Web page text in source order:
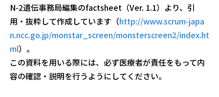
N-2遺伝事務局編集のfactsheet （Ver. 1.1）より、引
用・抜粋して作成しています（http://www.scrum-japa
n.ncc.go.jp/monstar_screen/monsterscreen2/index.ht
ml）。
この資料を用いる際には、必ず医療者が責任をもって内
容の確認・説明を行うようにしてください。